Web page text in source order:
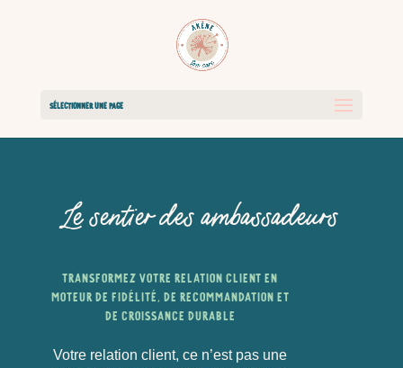
Sélectionner une page
Le sentier des ambassadeurs
Transformez votre relation client en
moteur de fidélité, de recommandation et
de croissance durable
Votre relation client, ce n’est pas une